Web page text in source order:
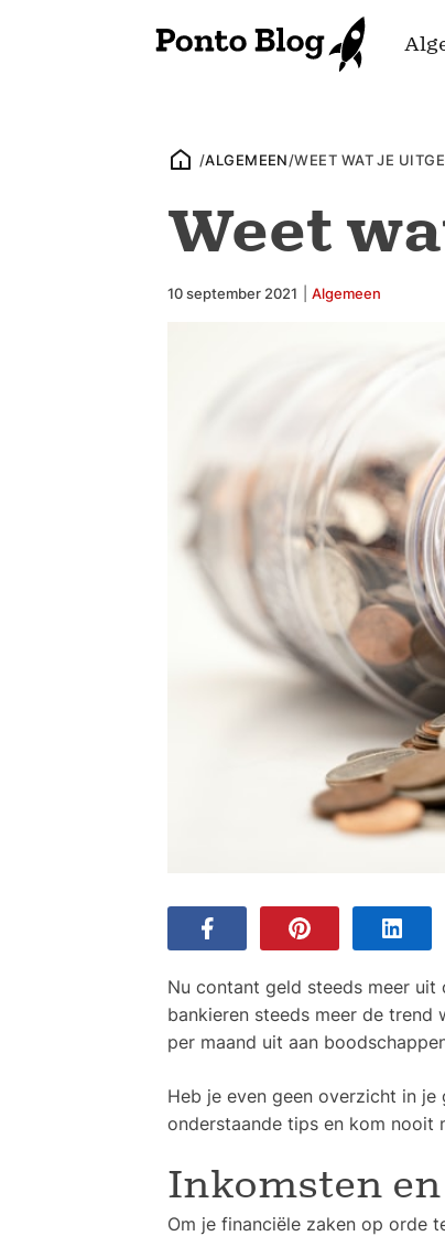
/ALGEMEEN/WEET WAT JE
Weet
10 september 2021 Algemeen
Nu contant geld steeds meer
bankieren steeds meer de trend
per maand uit aan
Heb je even geen overzicht in
onderstaande tips en kom nooit
Inkomsten
Om je financiële zaken op orde